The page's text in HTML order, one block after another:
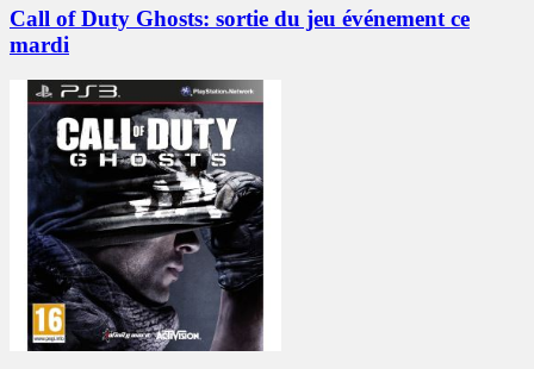
Call of Duty Ghosts: sortie du jeu événement ce
mardi